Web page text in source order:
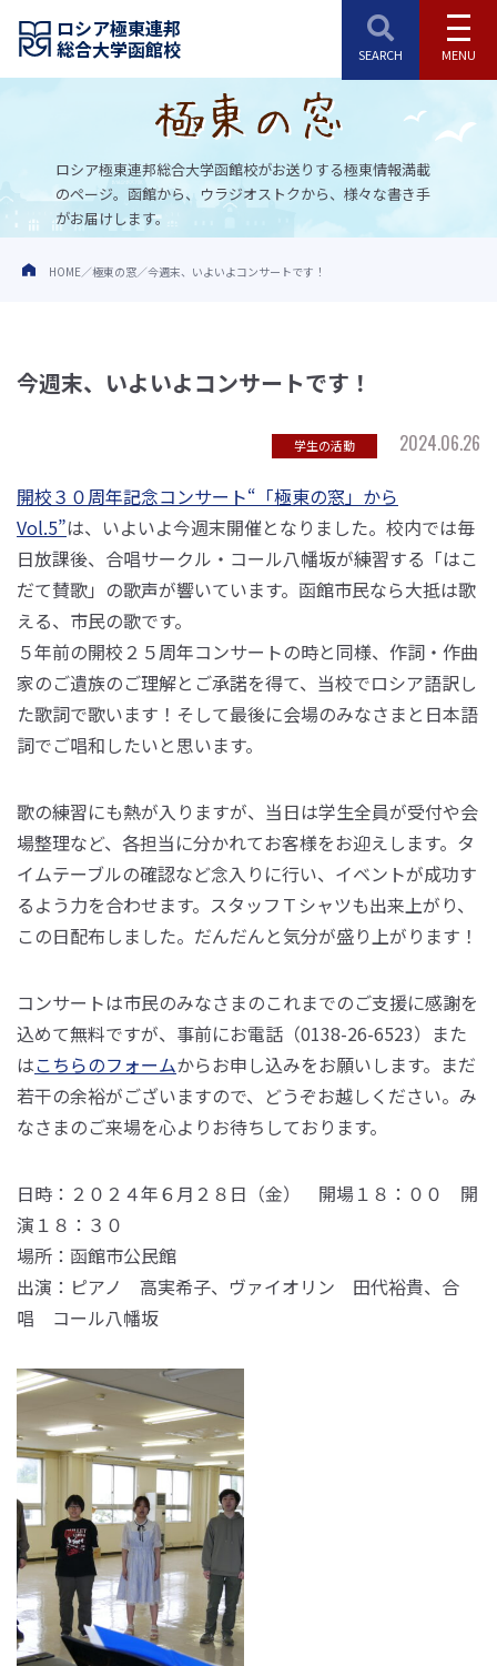
ロシア極東連邦
総合大学函館校
ロシア極東連邦総合大学函館校がお送りする極東情報満載
のページ。 函館から、ウラジオストクから、様々な書き手
がお届けします。
HOME 極東の窓 今週末、いよいよコンサートです！
今週末、いよいよコンサートです！
学生の活動
2024.06.26
開校３０周年記念コンサート“「極東の窓」から
Vol.5”は、いよいよ今週末開催となりました。校内では毎
日放課後、合唱サークル・コール八幡坂が練習する「はこ
だて賛歌」の歌声が響いています。函館市民なら大抵は歌
える、市民の歌です。
５年前の開校２５周年コンサートの時と同様、作詞・作曲
家のご遺族のご理解とご承諾を得て、当校でロシア語訳し
た歌詞で歌います！そして最後に会場のみなさまと日本語
詞でご唱和したいと思います。
歌の練習にも熱が入りますが、当日は学生全員が受付や会
場整理など、各担当に分かれてお客様をお迎えします。タ
イムテーブルの確認など念入りに行い、イベントが成功す
るよう力を合わせます。スタッフＴシャツも出来上がり、
この日配布しました。だんだんと気分が盛り上がります！
コンサートは市民のみなさまのこれまでのご支援に感謝を
込めて無料ですが、事前にお電話（0138-26-6523）また
はこちらのフォームからお申し込みをお願いします。まだ
若干の余裕がございますので、どうぞお越しください。み
なさまのご来場を心よりお待ちしております。
日時：２０２４年６月２８日（金） 開場１８：００ 開
演１８：３０
場所：函館市公民館
出演：ピアノ 高実希子、ヴァイオリン 田代裕貴、合
唱 コール八幡坂